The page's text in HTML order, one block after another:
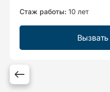
Стаж работы: 10 лет